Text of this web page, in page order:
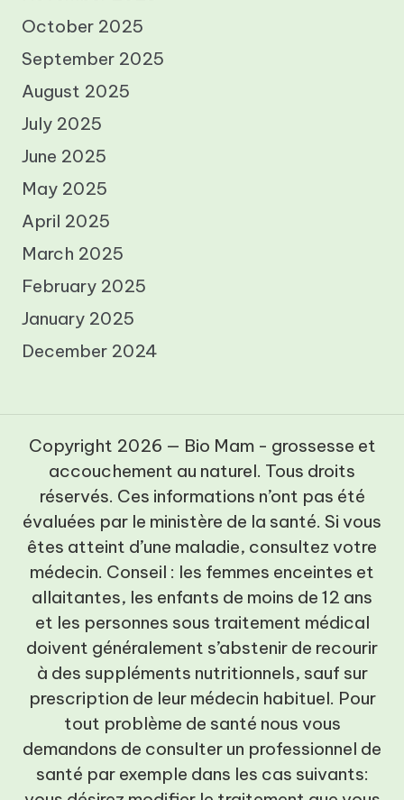
October 2025
September 2025
August 2025
July 2025
June 2025
May 2025
April 2025
March 2025
February 2025
January 2025
December 2024
Copyright 2026 — Bio Mam - grossesse et
accouchement au naturel. Tous droits
réservés. Ces informations n’ont pas été
évaluées par le ministère de la santé. Si vous
êtes atteint d’une maladie, consultez votre
médecin. Conseil : les femmes enceintes et
allaitantes, les enfants de moins de 12 ans
et les personnes sous traitement médical
doivent généralement s’abstenir de recourir
à des suppléments nutritionnels, sauf sur
prescription de leur médecin habituel. Pour
tout problème de santé nous vous
demandons de consulter un professionnel de
santé par exemple dans les cas suivants: